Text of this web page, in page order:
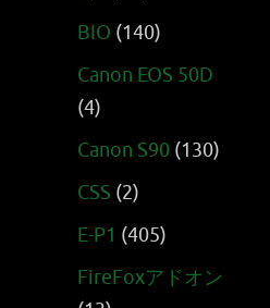
BIO (140)
Canon EOS 50D
(4)
Canon S90 (130)
CSS (2)
E-P1 (405)
FireFoxアドオン